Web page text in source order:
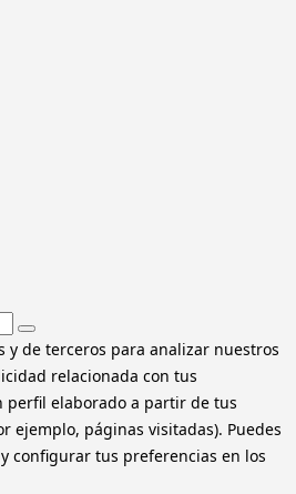
y de terceros para analizar nuestros
relacionada con tus
perfil elaborado a partir de tus
ejemplo, páginas visitadas). Puedes
configurar tus preferencias en los